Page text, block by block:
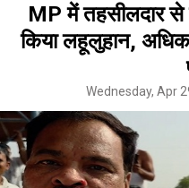
MP में तहसीलदार से
किया लहूलुहान,
Wednesday, Apr